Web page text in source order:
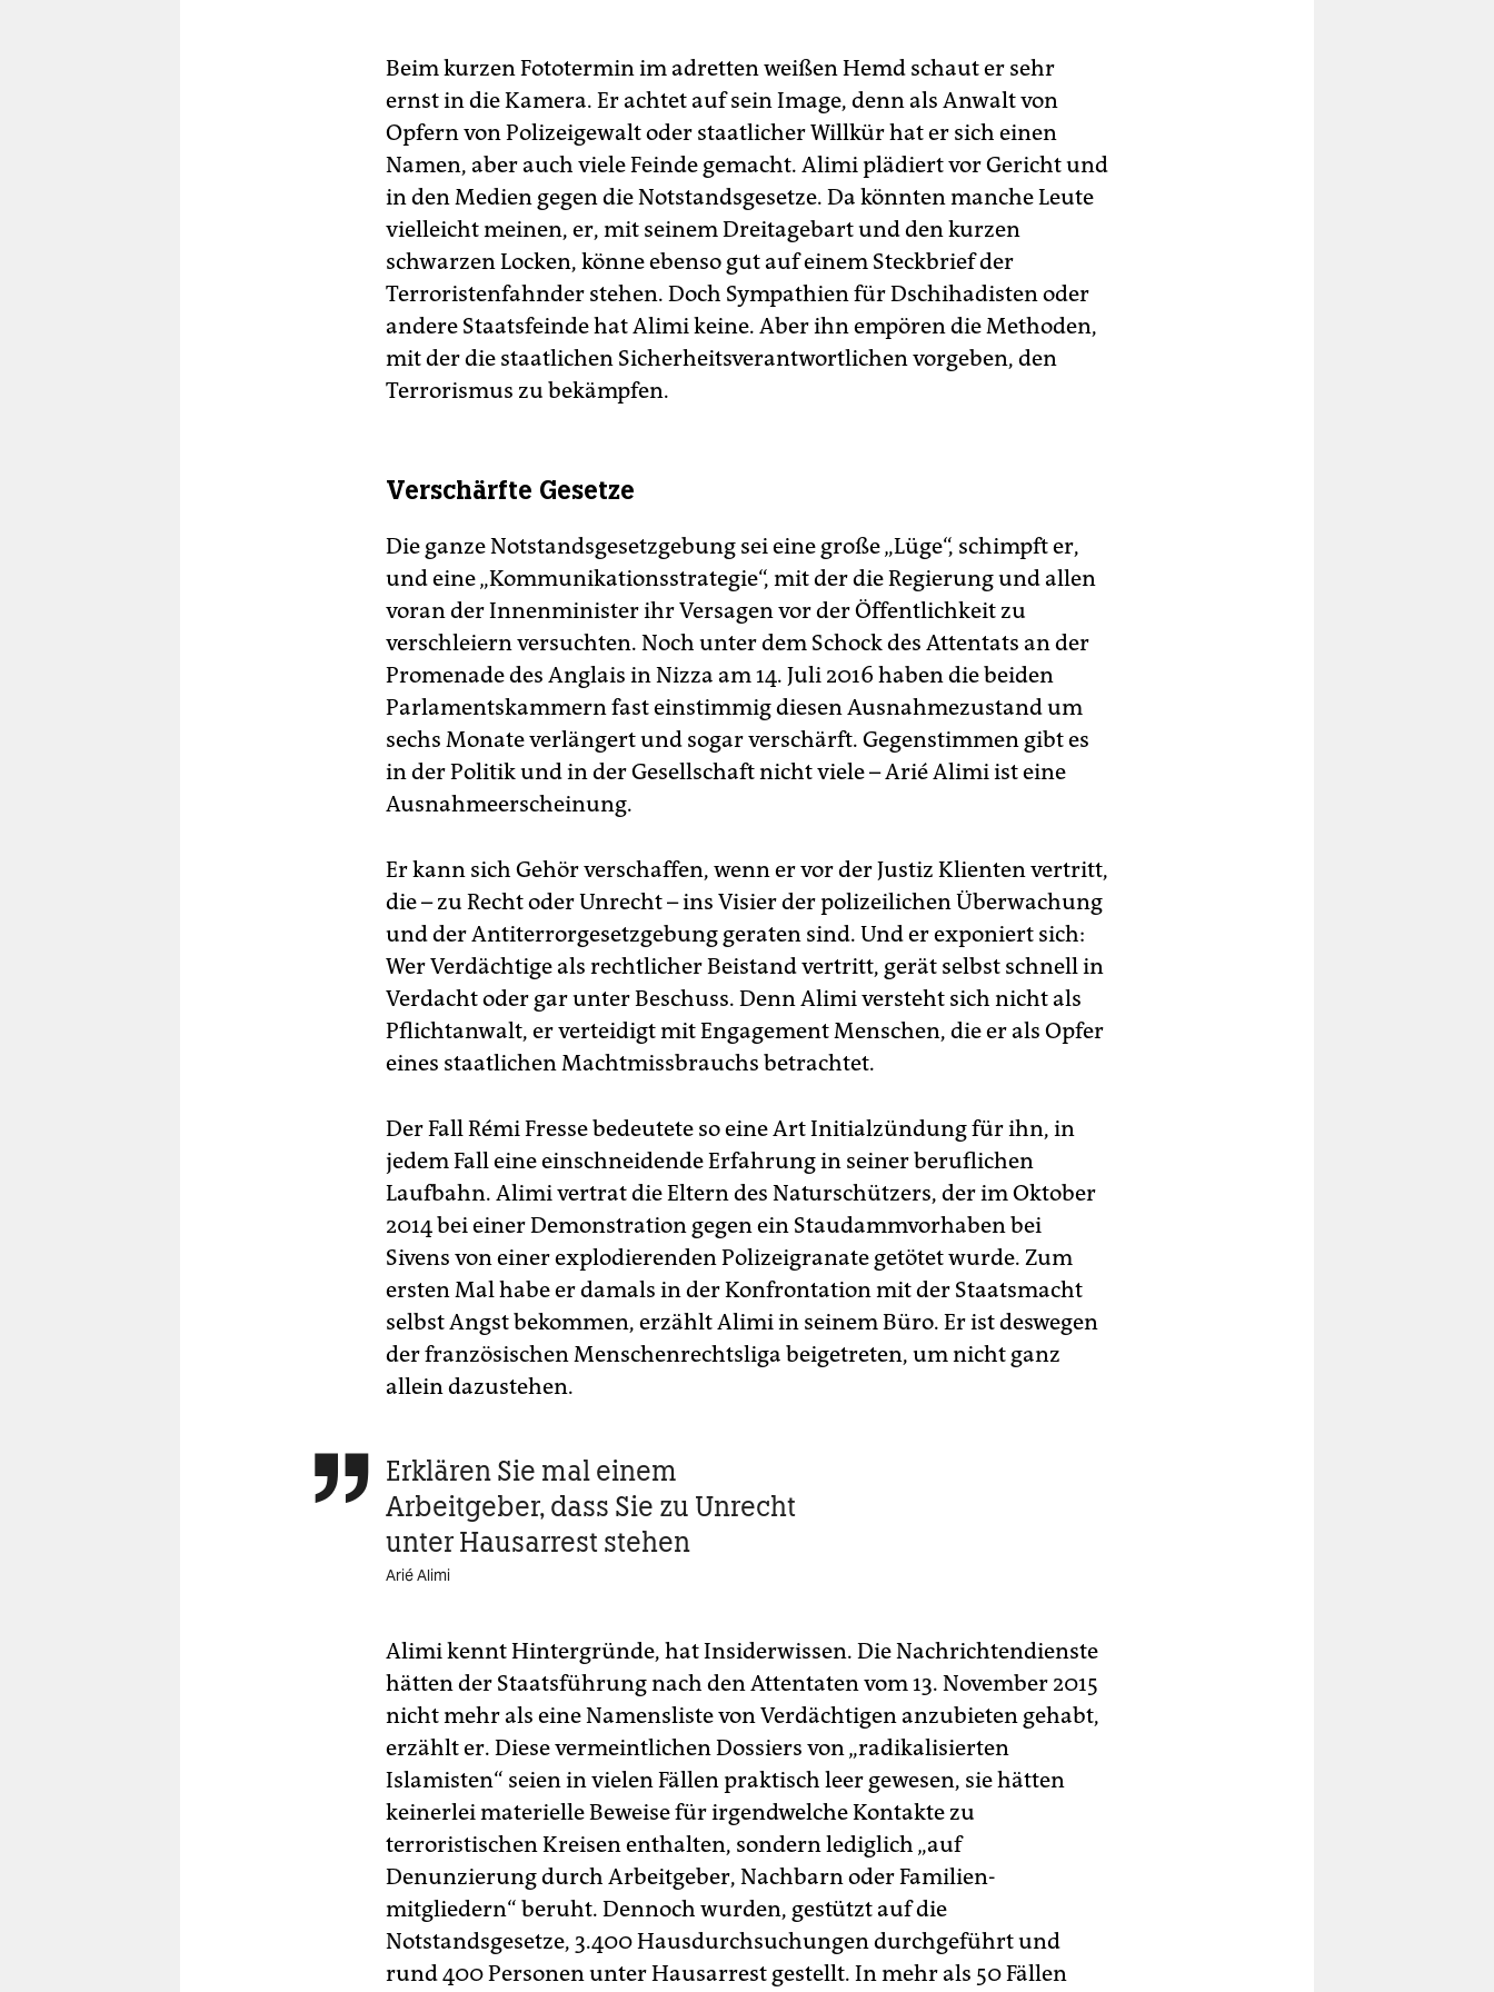
Beim kurzen Fototermin im adretten weißen Hemd schaut er sehr
ernst in die Kamera. Er achtet auf sein Image, denn als Anwalt von
Opfern von Polizeigewalt oder staatlicher Willkür hat er sich einen
Namen, aber auch viele Feinde gemacht. Alimi plädiert vor Gericht und
in den Medien gegen die Notstandsgesetze. Da könnten manche Leute
vielleicht meinen, er, mit seinem Dreitagebart und den kurzen
schwarzen Locken, könne ebenso gut auf einem Steckbrief der
Terroristenfahnder stehen. Doch Sympathien für Dschihadisten oder
andere Staatsfeinde hat Alimi keine. Aber ihn empören die Methoden,
mit der die staatlichen Sicherheitsverantwortlichen vorgeben, den
Terrorismus zu bekämpfen.
Verschärfte Gesetze
Die ganze Notstandsgesetzgebung sei eine große „Lüge“, schimpft er,
und eine „Kommunikationsstrategie“, mit der die Regierung und allen
voran der Innenminister ihr Versagen vor der Öffentlichkeit zu
verschleiern versuchten. Noch unter dem Schock des Attentats an der
Promenade des Anglais in Nizza am 14. Juli 2016 haben die beiden
Parlamentskammern fast einstimmig diesen Ausnahmezustand um
sechs Monate verlängert und sogar verschärft. Gegenstimmen gibt es
in der Politik und in der Gesellschaft nicht viele – Arié Alimi ist eine
Ausnahmeerscheinung.
Er kann sich Gehör verschaffen, wenn er vor der Justiz Klienten vertritt,
die – zu Recht oder Unrecht – ins Visier der polizeilichen Überwachung
und der Antiterrorgesetzgebung geraten sind. Und er exponiert sich:
Wer Verdächtige als rechtlicher Beistand vertritt, gerät selbst schnell in
Verdacht oder gar unter Beschuss. Denn Alimi versteht sich nicht als
Pflichtanwalt, er verteidigt mit Engagement Menschen, die er als Opfer
eines staatlichen Machtmissbrauchs betrachtet.
Der Fall Rémi Fresse bedeutete so eine Art Initialzündung für ihn, in
jedem Fall eine einschneidende Erfahrung in seiner beruflichen
Laufbahn. Alimi vertrat die Eltern des Naturschützers, der im Oktober
2014 bei einer Demonstration gegen ein Staudammvorhaben bei
Sivens von einer explodierenden Polizeigranate getötet wurde. Zum
ersten Mal habe er damals in der Konfrontation mit der Staatsmacht
selbst Angst bekommen, erzählt Alimi in seinem Büro. Er ist deswegen
der französischen Menschenrechtsliga beigetreten, um nicht ganz
allein dazustehen.
 Erklären Sie mal einem
Arbeitgeber, dass Sie zu Unrecht
unter Hausarrest stehen
Arié Alimi
Alimi kennt Hintergründe, hat Insiderwissen. Die Nachrichtendienste
hätten der Staatsführung nach den Attentaten vom 13. November 2015
nicht mehr als eine Namensliste von Verdächtigen anzubieten gehabt,
erzählt er. Diese vermeintlichen Dossiers von „radikalisierten
Islamisten“ seien in vielen Fällen praktisch leer gewesen, sie hätten
keinerlei materielle Beweise für irgendwelche Kontakte zu
terroristischen Kreisen enthalten, sondern lediglich „auf
Denunzierung durch Arbeitgeber, Nachbarn oder Familien­
mitgliedern“ beruht. Dennoch wurden, gestützt auf die
Notstandsgesetze, 3.400 Hausdurchsuchungen durchgeführt und
rund 400 Personen unter Hausarrest gestellt. In mehr als 50 Fällen